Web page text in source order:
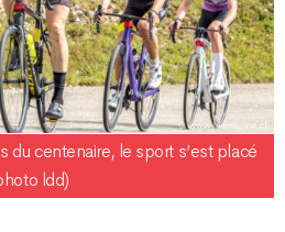
du centenaire, le sport s’est placé
ldd)